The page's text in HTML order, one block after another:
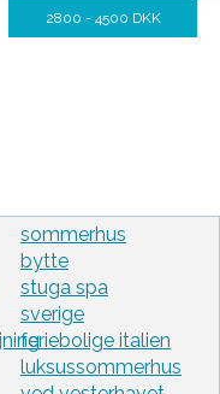
2800 - 4500 DKK
sommerhus
bytte
stuga spa
sverige
feriebolige italien
luksussommerhus